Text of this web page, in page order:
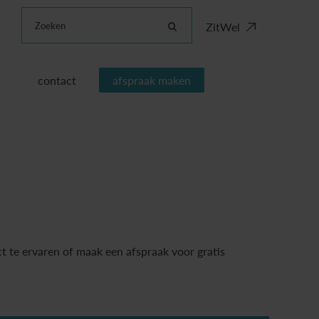
Zoeken ZitWel
contact afspraak maken
te ervaren of maak een afspraak voor gratis